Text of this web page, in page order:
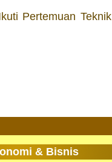
Pertemuan Teknik
& Bisnis